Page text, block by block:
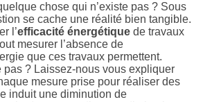
chose qui n’existe pas ? Sous
se cache une réalité bien tangible.
l’efficacité énergétique de travaux
mesurer l’absence de
que ces travaux permettent.
pas ? Laissez-nous vous expliquer
mesure prise pour réaliser des
induit une diminution de